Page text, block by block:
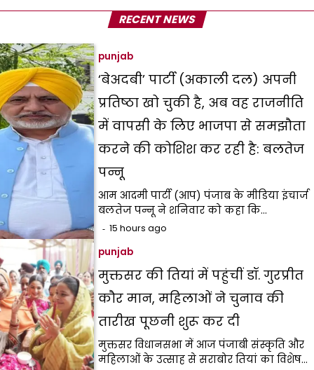
RECENT NEWS
punjab
‘बेअदबी’ पार्टी (अकाली दल) अपनी
प्रतिष्ठा खो चुकी है, अब वह राजनीति
में वापसी के लिए भाजपा से समझौता
करने की कोशिश कर रही है: बलतेज
पन्नू
आम आदमी पार्टी (आप) पंजाब के मीडिया इंचार्ज
बलतेज पन्नू ने शनिवार को कहा कि…
15 hours ago
punjab
मुक्तसर की तियां में पहुंचीं डॉ. गुरप्रीत
कौर मान, महिलाओं ने चुनाव की
तारीख पूछनी शुरू कर दी
मुक्तसर विधानसभा में आज पंजाबी संस्कृति और
महिलाओं के उत्साह से सराबोर तियां का विशेष…